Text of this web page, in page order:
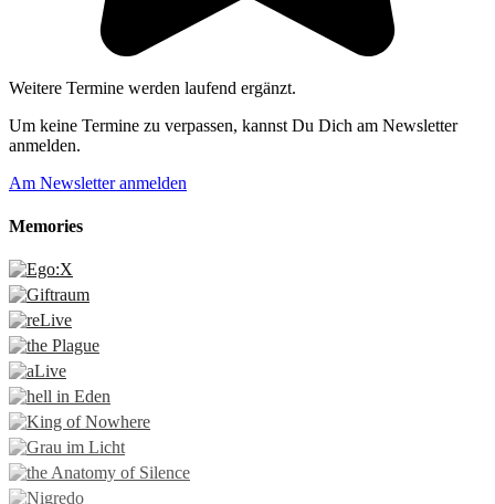
Weitere Termine werden laufend ergänzt.
Um keine Termine zu verpassen, kannst Du Dich am Newsletter
anmelden.
Am Newsletter anmelden
Memories